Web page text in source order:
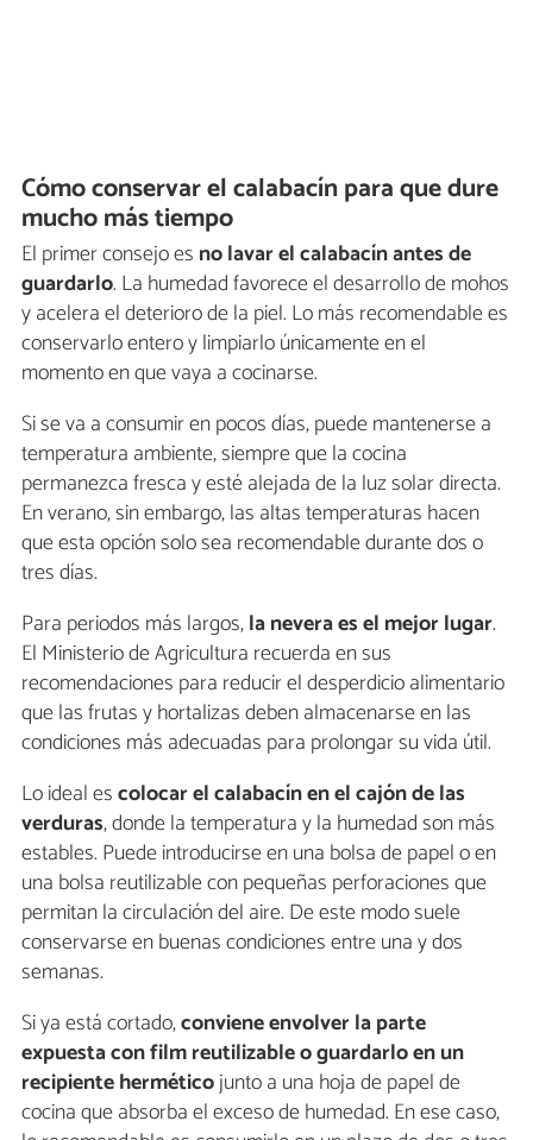
Cómo conservar el calabacín para que dure
mucho más tiempo
El primer consejo es no lavar el calabacín antes de
guardarlo. La humedad favorece el desarrollo de mohos
y acelera el deterioro de la piel. Lo más recomendable es
conservarlo entero y limpiarlo únicamente en el
momento en que vaya a cocinarse.
Si se va a consumir en pocos días, puede mantenerse a
temperatura ambiente, siempre que la cocina
permanezca fresca y esté alejada de la luz solar directa.
En verano, sin embargo, las altas temperaturas hacen
que esta opción solo sea recomendable durante dos o
tres días.
Para periodos más largos,la nevera es el mejor lugar.
El Ministerio de Agricultura recuerda en sus
recomendaciones para reducir el desperdicio alimentario
que las frutas y hortalizas deben almacenarse en las
condiciones más adecuadas para prolongar su vida útil.
Lo ideal escolocar el calabacín en el cajón de las
verduras, donde la temperatura y la humedad son más
estables. Puede introducirse en una bolsa de papel o en
una bolsa reutilizable con pequeñas perforaciones que
permitan la circulación del aire. De este modo suele
conservarse en buenas condiciones entre una y dos
semanas.
Si ya está cortado,conviene envolver la parte
expuesta con film reutilizable o guardarlo en un
recipiente herméticojunto a una hoja de papel de
cocina que absorba el exceso de humedad. En ese caso,